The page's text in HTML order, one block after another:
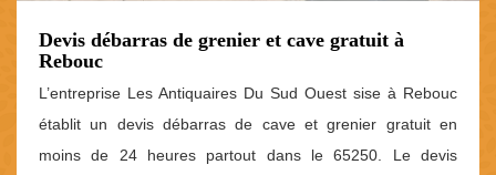
Devis débarras de grenier et cave gratuit à
Rebouc
L’entreprise Les Antiquaires Du Sud Ouest sise à Rebouc
établit un devis débarras de cave et grenier gratuit en
moins de 24 heures partout dans le 65250. Le devis